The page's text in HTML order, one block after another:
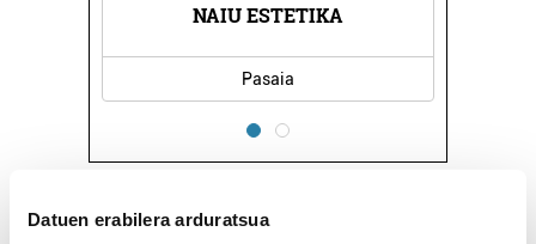
Datuen erabilera arduratsua
LOVE & PARADISE ARROPA DENDA
Errenteria-Orereta